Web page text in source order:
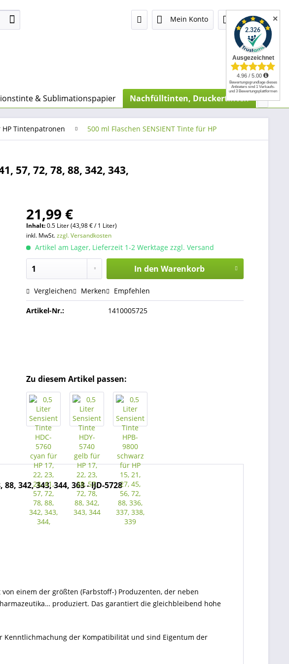
Mein Konto 0,00 €
& Sublimationspapier Nachfülltinten, Druckertinten Chip-

HP Tintenpatronen 500 ml Flaschen SENSIENT Tinte für HP
57, 72, 78, 88, 342, 343,
21,99 €
Inhalt:0.5 Liter (43,98 € / 1 Liter)
inkl. MwSt.zzgl. Versandkosten
Artikel am Lager, Lieferzeit 1-2 Werktage zzgl. Versand
In den Warenkorb
Vergleichen Merken Empfehlen
Artikel-Nr.: 1410005725
Zu diesem Artikel passen:
342, 343, 344, 363 - IJD-5728
einem der größten (Farbstoff-) Produzenten, der neben
produziert. Das garantiert die gleichbleibend hohe
Kenntlichmachung der Kompatibilität und sind Eigentum der
✕